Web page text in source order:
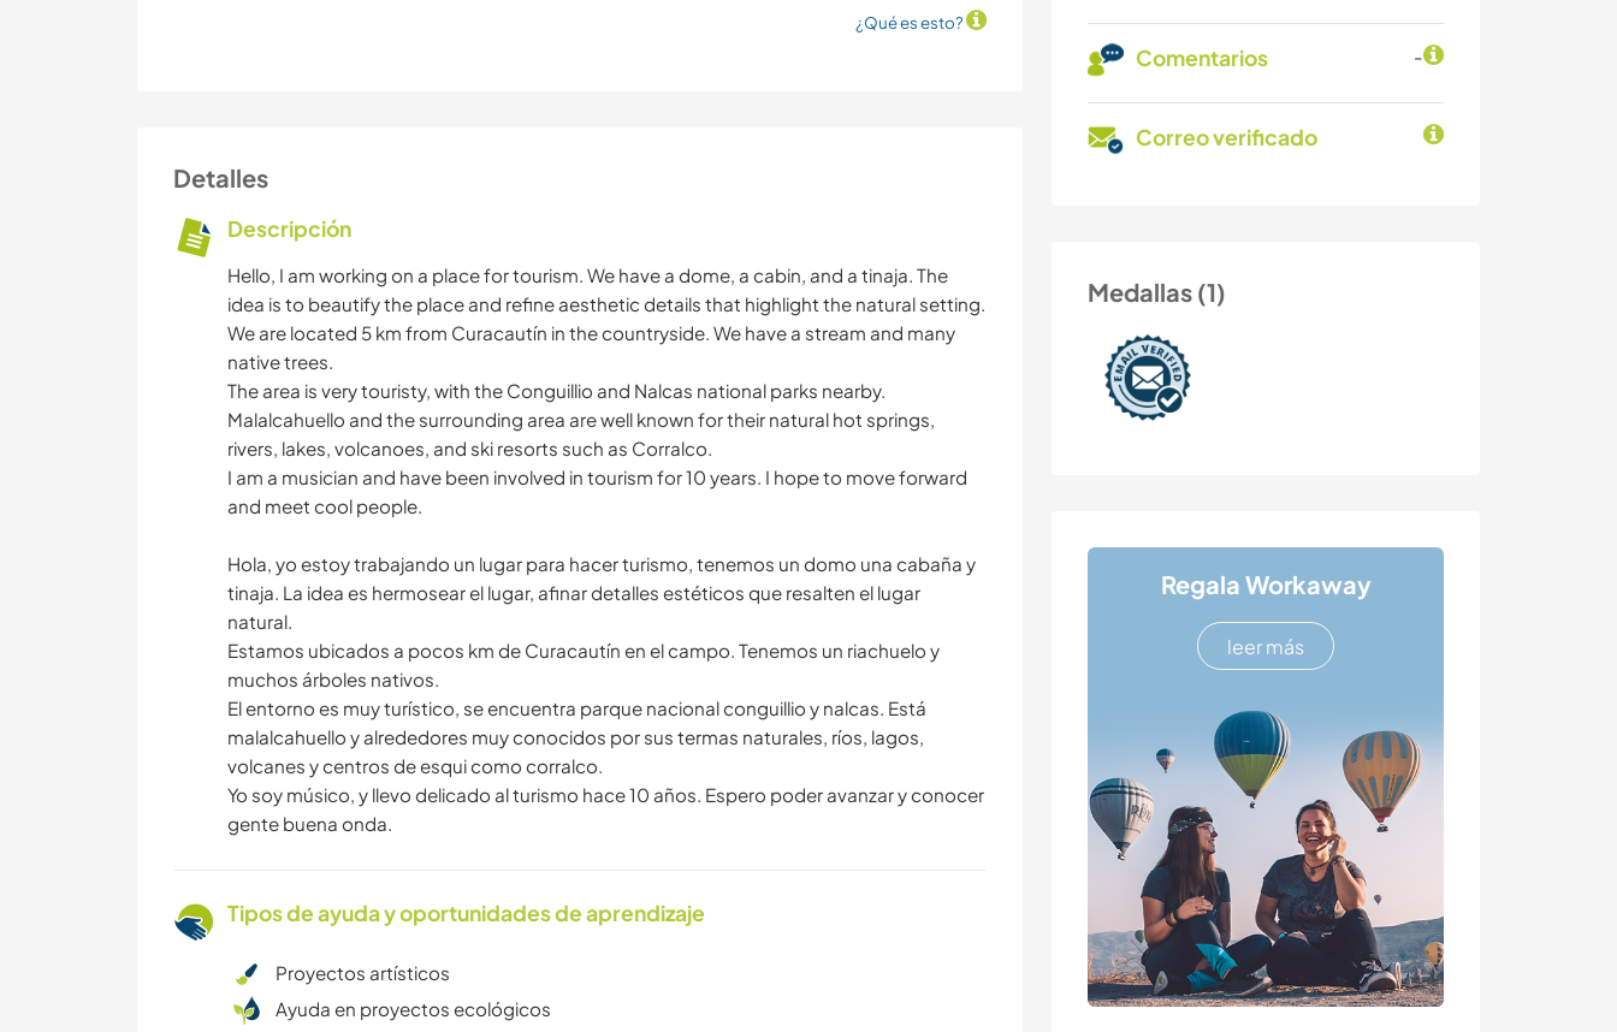
Comentarios -
Correo verificado
Medallas (1)
Regala Workaway
leer más
¿Qué es esto?
Detalles
Descripción
Hello, I am working on a place for tourism. We have a dome, a cabin, and a tinaja. The
idea is to beautify the place and refine aesthetic details that highlight the natural setting.
We are located 5 km from Curacautín in the countryside. We have a stream and many
native trees.
The area is very touristy, with the Conguillio and Nalcas national parks nearby.
Malalcahuello and the surrounding area are well known for their natural hot springs,
rivers, lakes, volcanoes, and ski resorts such as Corralco.
I am a musician and have been involved in tourism for 10 years. I hope to move forward
and meet cool people.
Hola, yo estoy trabajando un lugar para hacer turismo, tenemos un domo una cabaña y
tinaja. La idea es hermosear el lugar, afinar detalles estéticos que resalten el lugar
natural.
Estamos ubicados a pocos km de Curacautín en el campo. Tenemos un riachuelo y
muchos árboles nativos.
El entorno es muy turístico, se encuentra parque nacional conguillio y nalcas. Está
malalcahuello y alrededores muy conocidos por sus termas naturales, ríos, lagos,
volcanes y centros de esqui como corralco.
Yo soy músico, y llevo delicado al turismo hace 10 años. Espero poder avanzar y conocer
gente buena onda.
Tipos de ayuda y oportunidades de aprendizaje
Proyectos artísticos
Ayuda en proyectos ecológicos